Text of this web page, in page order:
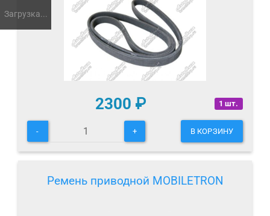
Загрузка...
1 шт.
2300 ₽
- + В КОРЗИНУ
Ремень приводной MOBILETRON